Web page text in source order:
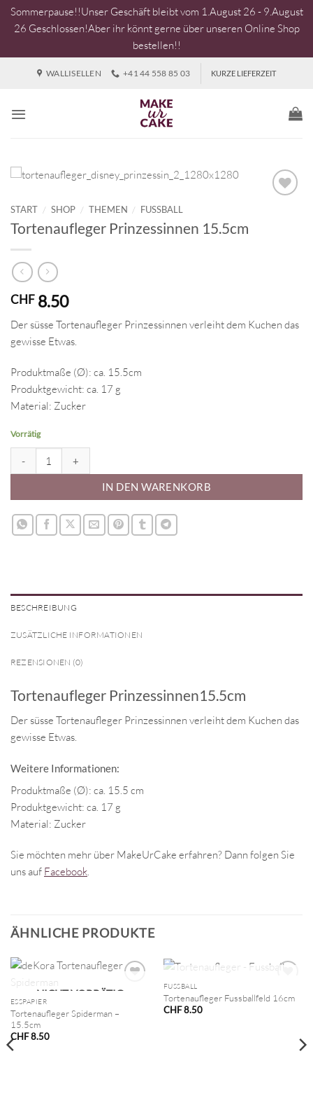
Sommerpause!!Unser Geschäft bleibt vom 1.August 26 - 9.August
26 Geschlossen!Aber ihr könnt gerne über unseren Online Shop
bestellen!!
WALLISELLEN +41 44 558 85 03 KURZE LIEFERZEIT
START / SHOP / THEMEN / FUSSBALL
Tortenaufleger Prinzessinnen 15.5cm
CHF 8.50
Der süsse Tortenaufleger Prinzessinnen verleiht dem Kuchen das
gewisse Etwas.
Produktmaße (Ø): ca. 15.5cm
Produktgewicht: ca. 17 g
Material: Zucker
Vorrätig
IN DEN WARENKORB
BESCHREIBUNG
ZUSÄTZLICHE INFORMATIONEN
REZENSIONEN (0)
Tortenaufleger Prinzessinnen15.5cm
Der süsse Tortenaufleger Prinzessinnen verleiht dem Kuchen das
gewisse Etwas.
Weitere Informationen:
Produktmaße (Ø): ca. 15.5 cm
Produktgewicht: ca. 17 g
Material: Zucker
Sie möchten mehr über MakeUrCake erfahren? Dann folgen Sie
uns auf Facebook
ÄHNLICHE PRODUKTE
NICHT VORRÄTIG
ESSPAPIER
Tortenaufleger Spiderman –
15.5cm
CHF8.50
NICHT VORRÄTIG
FUSSBALL
Tortenaufleger Fussballfeld 16cm
CHF8.50